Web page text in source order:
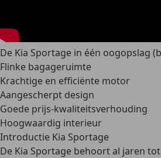
De Kia Sportage in één oogopslag
Flinke bagageruimte
Krachtige en efficiënte motor
Aangescherpt design
Goede prijs-kwaliteitsverhouding
Hoogwaardig interieur
Introductie Kia Sportage
De Kia Sportage behoort al jaren